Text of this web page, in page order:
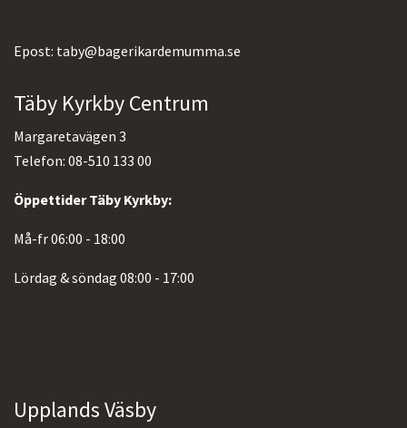
Epost: taby@bagerikardemumma.se
Täby Kyrkby Centrum
Margaretavägen 3
Telefon: 08-510 133 00
Öppettider Täby Kyrkby:
Må-fr 06:00 - 18:00
Lördag & söndag 08:00 - 17:00
Upplands Väsby